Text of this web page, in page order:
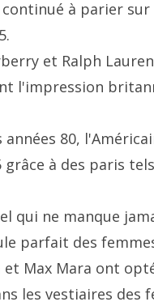
à parier
et Ralph
l'impression
80,
à des paris
qui ne manque
parfait des
et Max Mara ont
les vestiaires des